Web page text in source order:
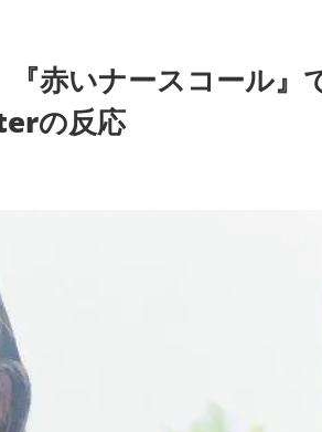
赤いナースコール』
の反応